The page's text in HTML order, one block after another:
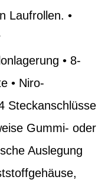
Laufrollen. •
• 8-
• Niro-
Steckanschlüsse
Gummi- oder
Auslegung